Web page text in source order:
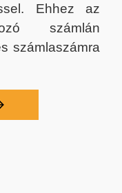
Ehhez az
számlán
számlaszámra